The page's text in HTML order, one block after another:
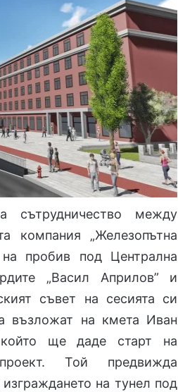
сътрудничество между
компания „Железопътна
на пробив под Централна
„Васил Априлов” и
съвет на сесията си
възложат на кмета Иван
ще даде старт на
Той предвижда
на тунел под